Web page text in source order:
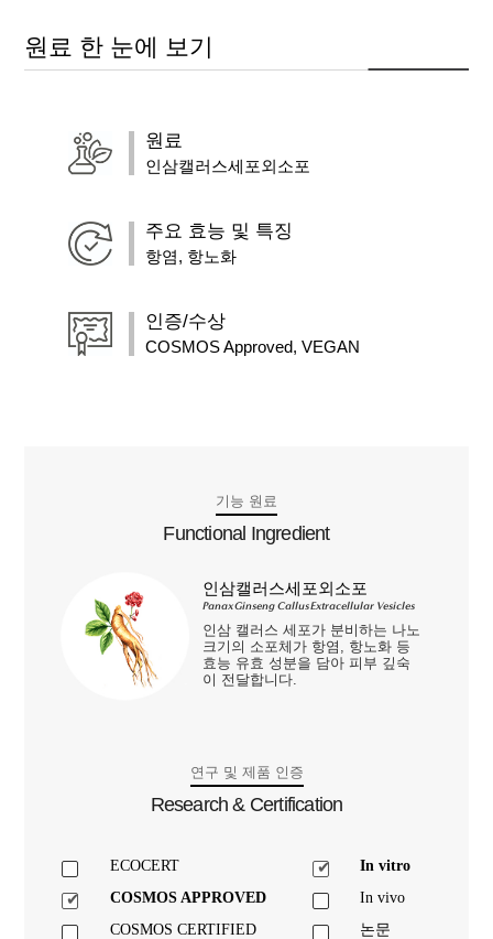
원료 한 눈에 보기
원료
인삼캘러스세포외소포
주요 효능 및 특징
항염, 항노화
인증/수상
COSMOS Approved, VEGAN
기능 원료
Functional Ingredient
인삼캘러스세포외소포
Panax Ginseng Callus Extracellular Vesicles
인삼 캘러스 세포가 분비하는 나노
크기의 소포체가 항염, 항노화 등
효능 유효 성분을 담아 피부 깊숙
이 전달합니다.
연구 및 제품 인증
Research & Certification
ECOCERT
In vitro
COSMOS APPROVED
In vivo
COSMOS CERTIFIED
논문